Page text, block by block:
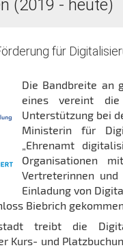
(2019 - heute)
für
Die Bandbreite an
eines vereint die
Unterstützung bei
Ministerin für
„Ehrenamt
Organisationen
Vertreterinnen
Einladung von
Biebrich
treibt die
Kurs- und